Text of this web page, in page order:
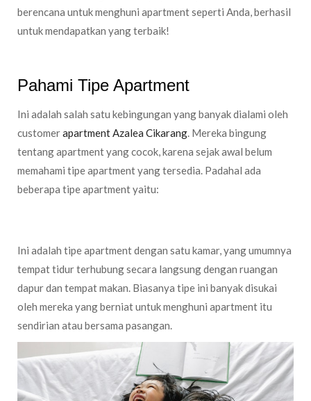
berencana untuk menghuni apartment seperti Anda, berhasil
untuk mendapatkan yang terbaik!
Pahami Tipe Apartment
Ini adalah salah satu kebingungan yang banyak dialami oleh
customerapartment Azalea Cikarang. Mereka bingung
tentang apartment yang cocok, karena sejak awal belum
memahami tipe apartment yang tersedia. Padahal ada
beberapa tipe apartment yaitu:
Ini adalah tipe apartment dengan satu kamar, yang umumnya
tempat tidur terhubung secara langsung dengan ruangan
dapur dan tempat makan. Biasanya tipe ini banyak disukai
oleh mereka yang berniat untuk menghuni apartment itu
sendirian atau bersama pasangan.